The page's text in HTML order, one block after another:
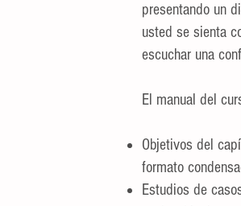
presentando un
usted se sienta
escuchar una
El manual del
Objetivos del
formato
Estudios de